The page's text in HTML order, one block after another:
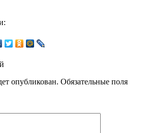
опубликован. Обязательные поля